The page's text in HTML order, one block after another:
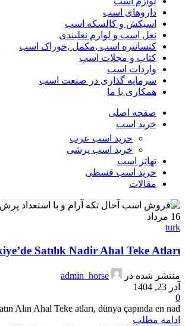
داروهای اسب
اسبکش و کالسکه اسب
نعل اسب و لوازم نعلبندی
کنسانتره اسب ,مکمل ,خوراک اسب
کتاب و مجلات اسب
واردات اسب
سرمایه گذاری در صنعت اسب
همکاری با ما
صفحه اصلی
خرید اسب
خرید اسب عرب
خرید اسب پرشی
تهاتر اسب
خرید اسب قسطی
مقالات
16 مرداد
turk
Satılık Nadir Ahal Teke Atları
منتشر شده در
admin_horse
آذر 23, 1404
0
Alın Ahal Teke atları, dünya çapında en nad...
ادامه مطلب